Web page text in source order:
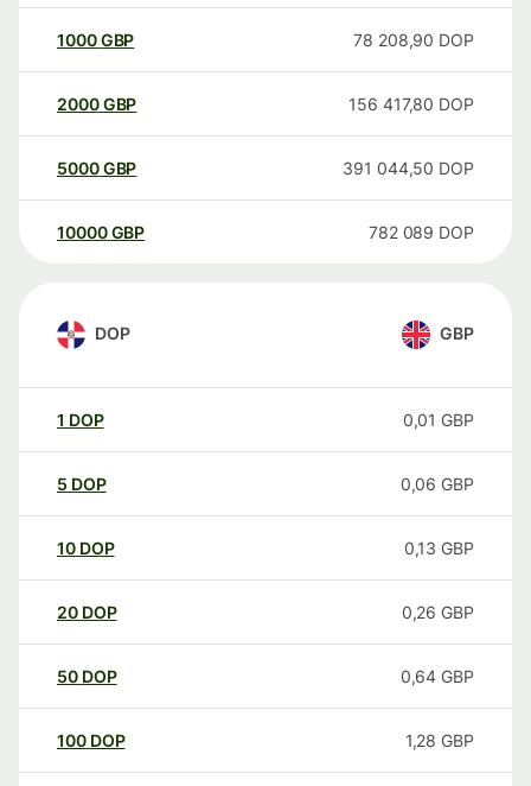
1000GBP 78 208,90 DOP
2000GBP 156 417,80 DOP
5000GBP 391 044,50 DOP
10000 GBP 782 089 DOP
DOP GBP
1 DOP 0,01 GBP
5 DOP 0,06 GBP
10 DOP 0,13 GBP
20 DOP 0,26 GBP
50 DOP 0,64 GBP
100 DOP 1,28 GBP